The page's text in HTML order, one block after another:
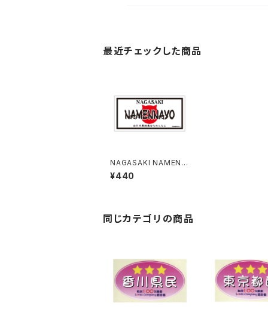
最近チェックした商品
NAGASAKI NAMENN
AYO（なめねこ）ご当地
ステッカー B-5
¥440
同じカテゴリの商品